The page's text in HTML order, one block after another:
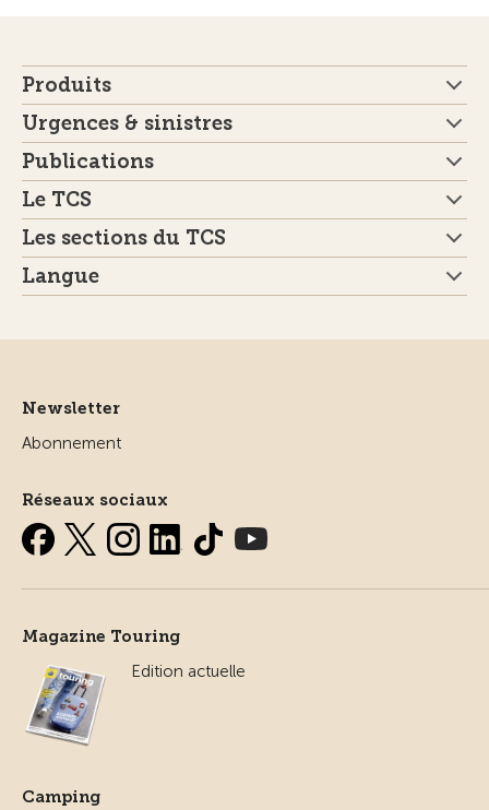
Produits
Urgences & sinistres
Publications
Le TCS
Les sections du TCS
Langue
Newsletter
Abonnement
Réseaux sociaux
Magazine Touring
Edition actuelle
Camping